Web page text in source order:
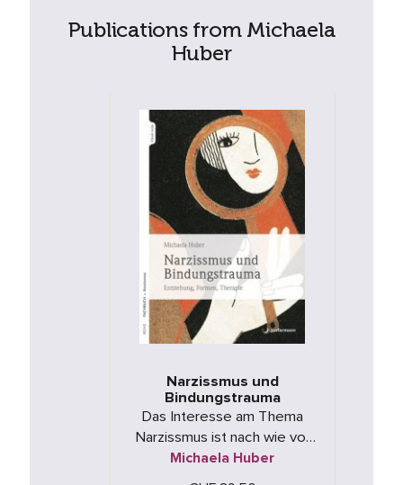
Publications from Michaela
Huber
Narzissmus und
Bindungstrauma
Das Interesse am Thema
Narzissmus ist nach wie vor
gross. Das Cluster von
Michaela Huber